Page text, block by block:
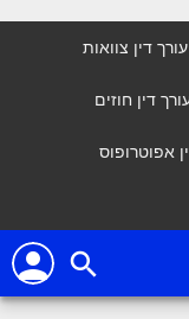
עורך דין צוואות
דין חוזים
אפוטרופוס
search
person